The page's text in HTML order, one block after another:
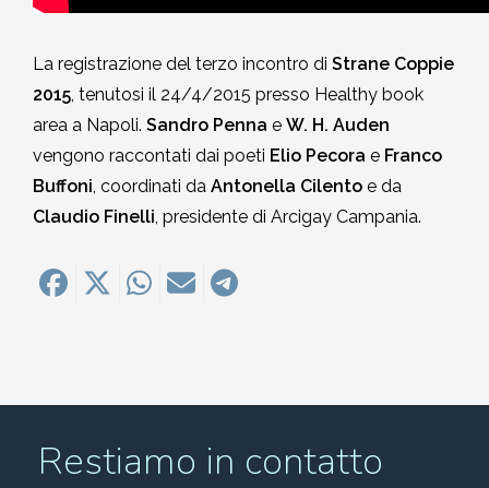
La registrazione del terzo incontro di Strane Coppie
2015, tenutosi il 24/4/2015 presso Healthy book
area a Napoli. Sandro Penna e W. H. Auden
vengono raccontati dai poeti Elio Pecora e Franco
Buffoni, coordinati da Antonella Cilento e da
Claudio Finelli, presidente di Arcigay Campania.
Restiamo in contatto
2001-2002
Dal 1993 al 2000